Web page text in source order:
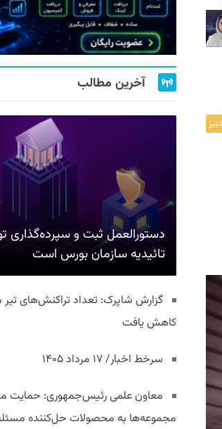
آخرین مطالب
دستورالعمل ثبت و سپرده‌گذاری
تائیدیه سازمان بورس است
کاهش یافت
سرخط اخبار/ ۱۷ مرداد ۱۴۰۵
معاون علمی رئیس‌جمهوری: حمایت
مجموعه‌ها به محصولات حل‌کننده